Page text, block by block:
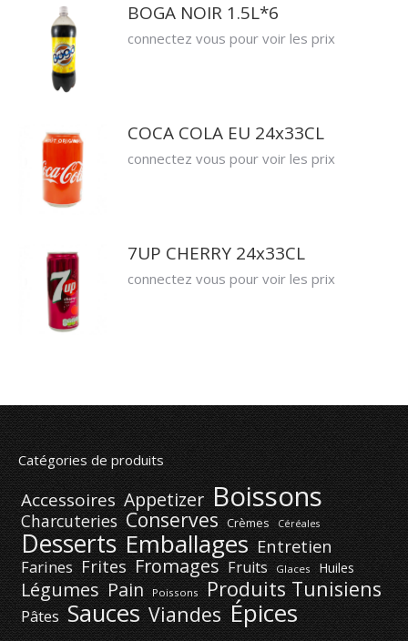
BOGA NOIR 1.5L*6
connectez vous pour voir les prix
COCA COLA EU 24x33CL
connectez vous pour voir les prix
7UP CHERRY 24x33CL
connectez vous pour voir les prix
Catégories de produits
Accessoires Appetizer Boissons
Charcuteries Conserves Crèmes Céréales
Desserts Emballages Entretien
Farines Frites Fromages Fruits Glaces Huiles
Légumes Pain Poissons Produits Tunisiens
Pâtes Sauces Viandes Épices